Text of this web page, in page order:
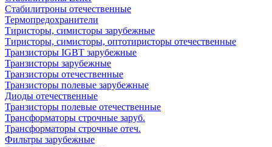
Стабилитроны отечественные
Термопредохранители
Тиристоры, симисторы зарубежные
Тиристоры, симисторы, оптотиристоры отечественные
Транзисторы IGBT зарубежные
Транзисторы зарубежные
Транзисторы отечественные
Транзисторы полевые зарубежные
Диоды отечественные
Транзисторы полевые отечественные
Трансформаторы строчные заруб.
Трансформаторы строчные отеч.
Фильтры зарубежные